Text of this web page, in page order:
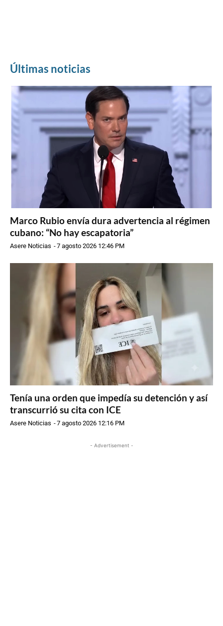
Últimas noticias
Marco Rubio envía dura advertencia al régimen
cubano: “No hay escapatoria”
Asere Noticias -7 agosto 2026 12:46 PM
Tenía una orden que impedía su detención y así
transcurrió su cita con ICE
Asere Noticias -7 agosto 2026 12:16 PM
- Advertisement -